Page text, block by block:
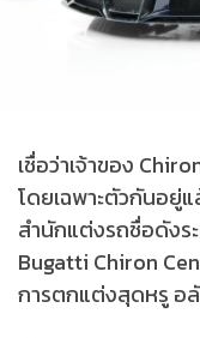
เชื่อว่าเจ้าของ
โดยเฉพาะตัวกันอยู่
สำนักแต่งรถชื่อดังร
Bugatti Chiron
การตกแต่งสุดหรู อ